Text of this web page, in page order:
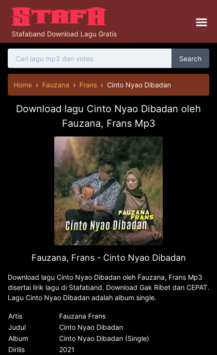
Stafaband Download Lagu Gratis
Search
Home › Fauzana › Frans › Cinto Nyao Dibadan
Download lagu Cinto Nyao Dibadan oleh
Fauzana, Frans Mp3
Fauzana, Frans - Cinto Nyao Dibadan
Download lagu Cinto Nyao Dibadan oleh Fauzana, Frans Mp3
disertai lirik lagu di Stafaband. Download Gak Ribet dan CEPAT.
Lagu Cinto Nyao Dibadan adalah album single.
Artis
Fauzana Frans
Judul
Cinto Nyao Dibadan
Album
Cinto Nyao Dibadan (Single)
Dirilis
2021